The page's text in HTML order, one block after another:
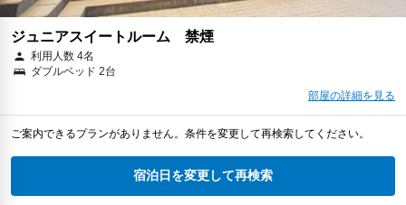
ジュニアスイートルーム 禁煙
利用人数 4名
ダブルベッド 2台
部屋の詳細を見る
ご案内できるプランがありません。条件を変更して再検索してください。
宿泊日を変更して再検索